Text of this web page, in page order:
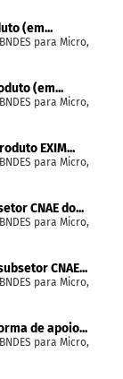
(em...
para Micro,
(em...
para Micro,
EXIM...
para Micro,
CNAE do...
para Micro,
CNAE...
para Micro,
de apoio...
para Micro,